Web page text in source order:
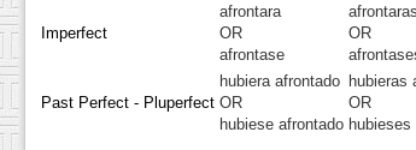
Imperfect
afrontara
OR
afrontase
afrontaras
OR
Past Perfect - Pluperfect
hubiera afrontado
OR
hubiese afrontado
hubieras
OR